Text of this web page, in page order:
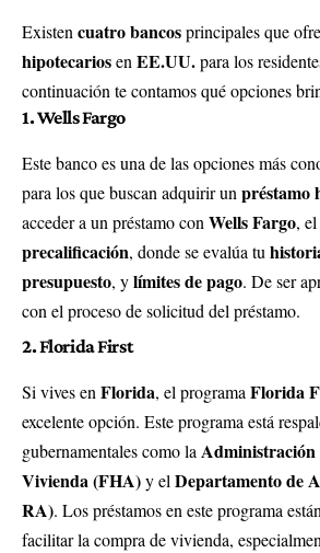
Existen cuatro bancosprincipales que
hipotecariosen EE.UU.para los
continuación te contamos qué opciones
1. Wells Fargo
Este banco es una de las opciones más
para los que buscan adquirir unpréstamo
acceder a un préstamo conWells Fargo,
precalificación, donde se evalúa tu
presupuesto, ylímites de pago. De ser
con el proceso de solicitud del préstamo.
2. Florida First
Si vives enFlorida, el programaFlorida
excelente opción. Este programa está
gubernamentales como laAdministración
Vivienda (FHA)y elDepartamento de
RA). Los préstamos en este programa
facilitar la compra de vivienda,